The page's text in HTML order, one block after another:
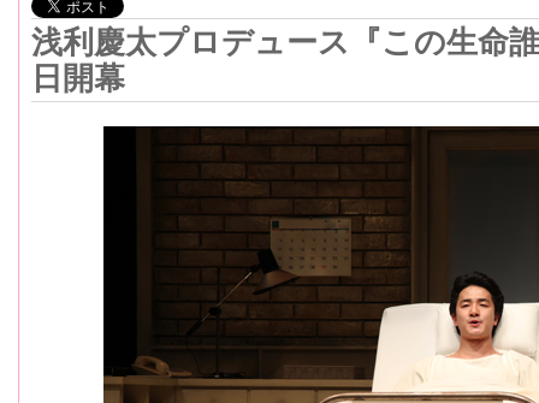
浅利慶太プロデュース『この生命
日開幕